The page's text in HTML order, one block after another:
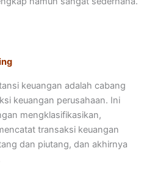
keuangan adalah cabang
keuangan perusahaan. Ini
mengklasifikasikan,
transaksi keuangan
dan piutang, dan akhirnya